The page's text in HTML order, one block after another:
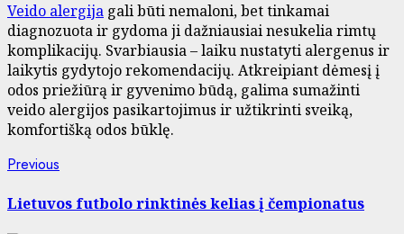
Veido alergija gali būti nemaloni, bet tinkamai
diagnozuota ir gydoma ji dažniausiai nesukelia rimtų
komplikacijų. Svarbiausia – laiku nustatyti alergenus ir
laikytis gydytojo rekomendacijų. Atkreipiant dėmesį į
odos priežiūrą ir gyvenimo būdą, galima sumažinti
veido alergijos pasikartojimus ir užtikrinti sveiką,
komfortišką odos būklę.
Post
navigation
Previous
Lietuvos futbolo rinktinės kelias į čempionatus